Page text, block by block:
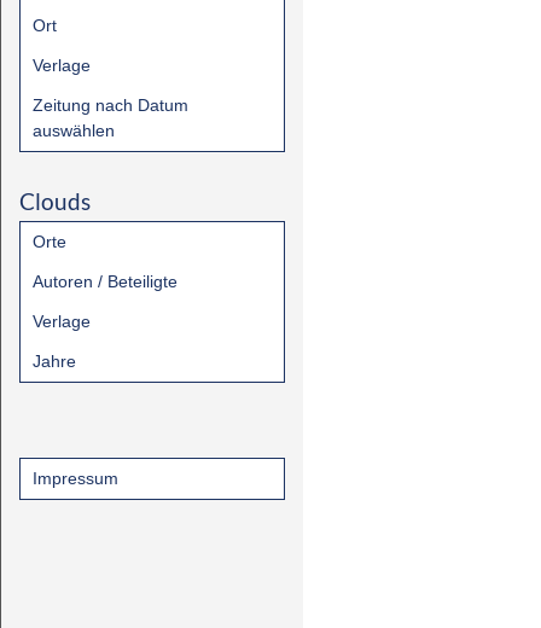
Ort
Verlage
Zeitung nach Datum
auswählen
Clouds
Orte
Autoren / Beteiligte
Verlage
Jahre
Impressum